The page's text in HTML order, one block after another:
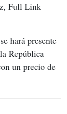
Full Link
hará presente
República
un precio de